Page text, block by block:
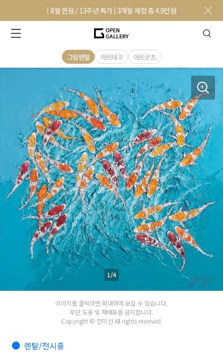
[ 8월 한정 / 13주년 특가 ] 3개월 체험 총 4.9만원
그림렌탈 아트테크 아트굿즈
1/4
이미지를 클릭하면 확대하여 보실 수 있습니다.
무단 도용 및 재배포를 금지합니다.
Copyright © 전미선 All rights reserved.
렌탈/전시중